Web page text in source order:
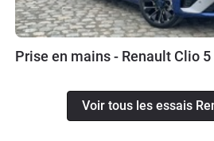
Prise en mains - Renault Clio
Voir tous les essais